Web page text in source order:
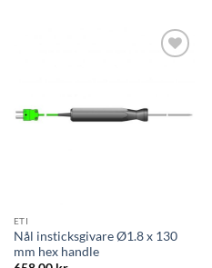
ETI
Nål insticksgivare Ø1.8 x 130
mm hex handle